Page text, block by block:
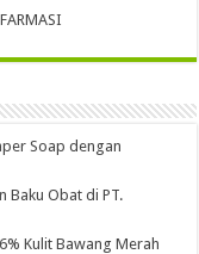
Soap dengan
Baku Obat di PT.
Kulit Bawang Merah